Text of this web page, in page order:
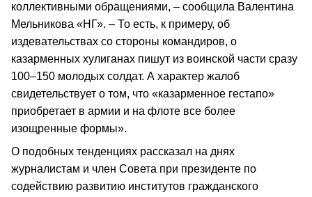
коллективными обращениями, – сообщила Валентина
Мельникова «НГ». – То есть, к примеру, об
издевательствах со стороны командиров, о
казарменных хулиганах пишут из воинской части сразу
100–150 молодых солдат. А характер жалоб
свидетельствует о том, что «казарменное гестапо»
приобретает в армии и на флоте все более
изощренные формы».
О подобных тенденциях рассказал на днях
журналистам и член Совета при президенте по
содействию развитию институтов гражданского